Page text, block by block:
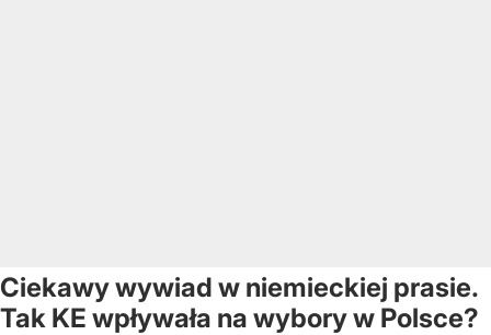
Ciekawy wywiad w niemieckiej prasie.
Tak KE wpływała na wybory w Polsce?